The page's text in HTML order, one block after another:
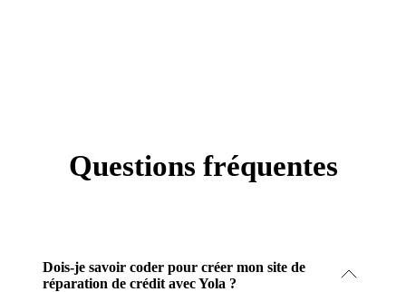
Questions fréquentes
Dois-je savoir coder pour créer mon site de
réparation de crédit avec Yola ?